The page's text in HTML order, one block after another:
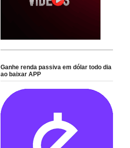
Ganhe renda passiva em dólar todo dia
ao baixar APP